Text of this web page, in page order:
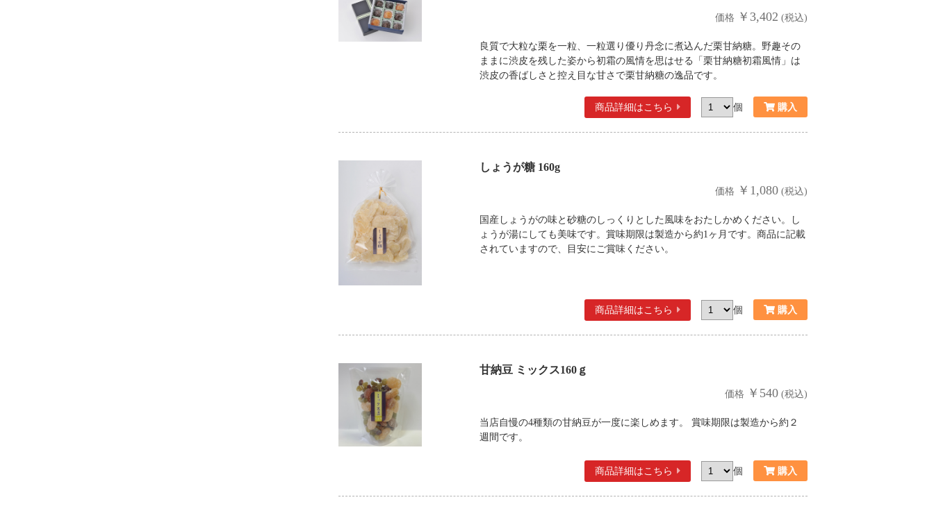
価格 ￥3,402 (税込)
良質で大粒な栗を一粒、一粒選り優り丹念に煮込んだ栗甘納糖。野趣その
ままに渋皮を残した姿から初霜の風情を思はせる「栗甘納糖初霜風情」は
渋皮の香ばしさと控え目な甘さで栗甘納糖の逸品です。
商品詳細はこちら 個
しょうが糖 160g
価格 ￥1,080 (税込)
国産しょうがの味と砂糖のしっくりとした風味をおたしかめください。し
ょうが湯にしても美味です。賞味期限は製造から約1ヶ月です。商品に記載
されていますので、目安にご賞味ください。
商品詳細 はこちら 個
甘納豆 ミックス160ｇ
価格 ￥540 (税込)
当店自慢の4種類の甘納豆が一度に楽しめます。 賞味期限は製造から約２
週間です。
商品詳細 はこちら 個